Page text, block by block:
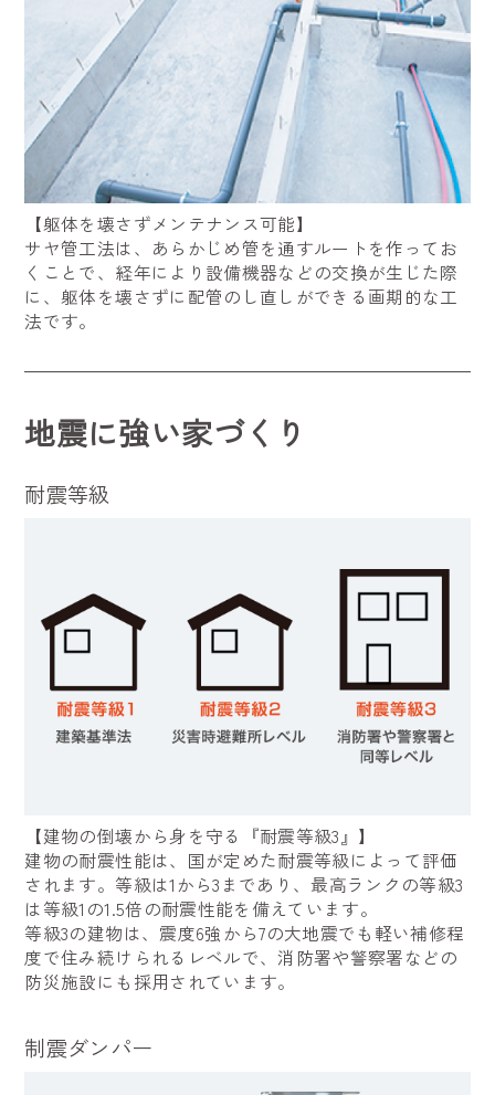
【躯体を壊さずメンテナンス可能】
サヤ管工法は、あらかじめ管を通すルートを作ってお
くことで、経年により設備機器などの交換が生じた際
に、躯体を壊さずに配管のし直しができる画期的な工
法です。
地震に強い家づくり
耐震等級
【建物の倒壊から身を守る『耐震等級3』】
建物の耐震性能は、国が定めた耐震等級によって評価
されます。等級は1から3まであり、最高ランクの等級3
は等級1の1.5倍の耐震性能を備えています。
等級3の建物は、震度6強から7の大地震でも軽い補修程
度で住み続けられるレベルで、消防署や警察署などの
防災施設にも採用されています。
制震ダンパー